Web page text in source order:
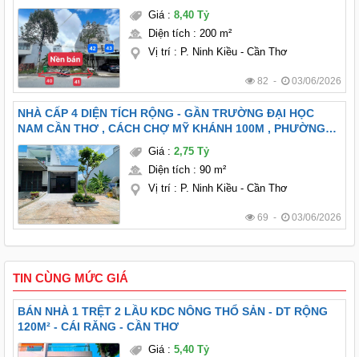
Cần Thơ
Giá: 8,40 Tỷ
Diện tích: 200 m²
Vị trí: P. Ninh Kiều - Cần Thơ
82 - 03/06/2026
NHÀ CẤP 4 DIỆN TÍCH RỘNG - GẦN TRƯỜNG ĐẠI HỌC
NAM CẦN THƠ , CÁCH CHỢ MỸ KHÁNH 100M , PHƯỜNG
AN BÌNH TP CẦN THƠ.
Giá: 2,75 Tỷ
Diện tích: 90 m²
Vị trí: P. Ninh Kiều - Cần Thơ
69 - 03/06/2026
TIN CÙNG MỨC GIÁ
BÁN NHÀ 1 TRỆT 2 LẦU KDC NÔNG THỔ SẢN - DT RỘNG
120M² - CÁI RĂNG - CẦN THƠ
Giá: 5,40 Tỷ